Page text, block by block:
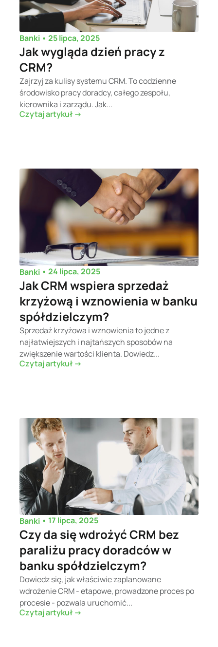
Banki • 25 lipca, 2025
Jak wygląda dzień pracy z
CRM?
Zajrzyj za kulisy systemu CRM. To codzienne
środowisko pracy doradcy, całego zespołu,
kierownika i zarządu. Jak...
Czytaj artykuł ->
Banki • 24 lipca, 2025
Jak CRM wspiera sprzedaż
krzyżową i wznowienia w banku
spółdzielczym?
Sprzedaż krzyżowa i wznowienia to jedne z
najłatwiejszych i najtańszych sposobów na
zwiększenie wartości klienta. Dowiedz...
Czytaj artykuł ->
Banki • 17 lipca, 2025
Czy da się wdrożyć CRM bez
paraliżu pracy doradców w
banku spółdzielczym?
Dowiedz się, jak właściwie zaplanowane
wdrożenie CRM - etapowe, prowadzone proces po
procesie - pozwala uruchomić...
Czytaj artykuł ->